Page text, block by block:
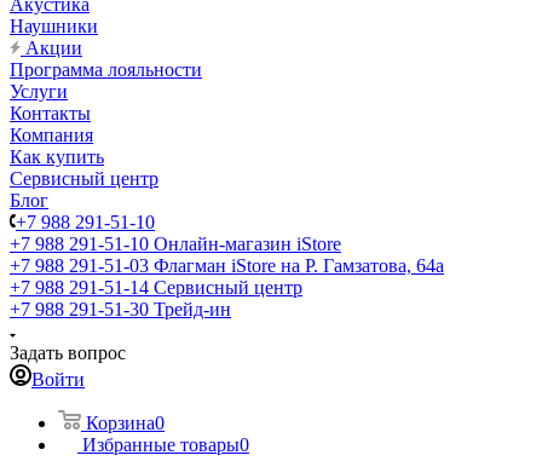
Акустика
Наушники
Акции
Программа лояльности
Услуги
Контакты
Компания
Как купить
Сервисный центр
Блог
+7 988 291-51-10
+7 988 291-51-10 Онлайн-магазин iStore
+7 988 291-51-03 Флагман iStore на Р. Гамзатова, 64а
+7 988 291-51-14 Сервисный центр
+7 988 291-51-30 Трейд-ин
Задать вопрос
Войти
Корзина0
Избранные товары0